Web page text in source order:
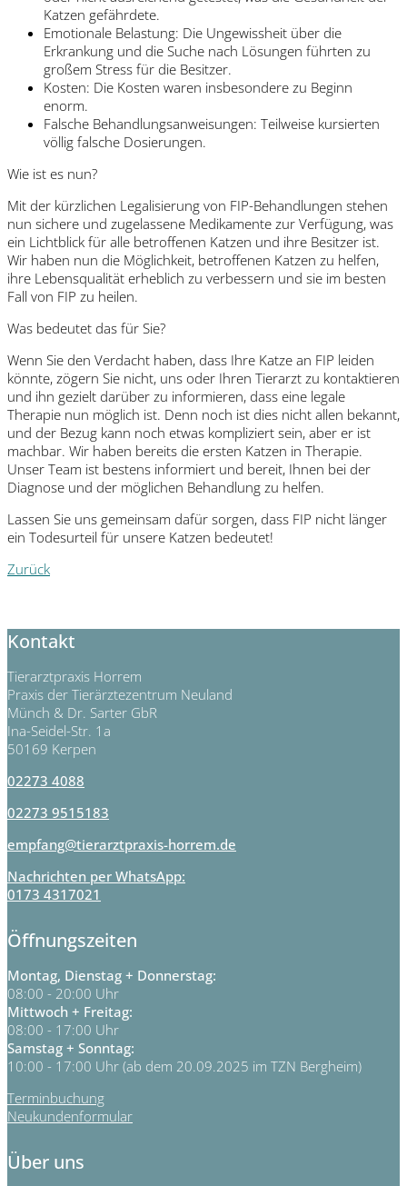
Katzen gefährdete.
Emotionale Belastung: Die Ungewissheit über die
Erkrankung und die Suche nach Lösungen führten zu
großem Stress für die Besitzer.
Kosten: Die Kosten waren insbesondere zu Beginn
enorm.
Falsche Behandlungsanweisungen: Teilweise kursierten
völlig falsche Dosierungen.
Wie ist es nun?
Mit der kürzlichen Legalisierung von FIP-Behandlungen stehen
nun sichere und zugelassene Medikamente zur Verfügung, was
ein Lichtblick für alle betroffenen Katzen und ihre Besitzer ist.
Wir haben nun die Möglichkeit, betroffenen Katzen zu helfen,
ihre Lebensqualität erheblich zu verbessern und sie im besten
Fall von FIP zu heilen.
Was bedeutet das für Sie?
Wenn Sie den Verdacht haben, dass Ihre Katze an FIP leiden
könnte, zögern Sie nicht, uns oder Ihren Tierarzt zu kontaktieren
und ihn gezielt darüber zu informieren, dass eine legale
Therapie nun möglich ist. Denn noch ist dies nicht allen bekannt,
und der Bezug kann noch etwas kompliziert sein, aber er ist
machbar. Wir haben bereits die ersten Katzen in Therapie.
Unser Team ist bestens informiert und bereit, Ihnen bei der
Diagnose und der möglichen Behandlung zu helfen.
Lassen Sie uns gemeinsam dafür sorgen, dass FIP nicht länger
ein Todesurteil für unsere Katzen bedeutet!
Zurück
Kontakt
Tierarztpraxis Horrem
Praxis der Tierärztezentrum Neuland
Münch & Dr. Sarter GbR
Ina-Seidel-Str. 1a
50169 Kerpen
02273 4088
02273 9515183
empfang@tierarztpraxis-horrem.de
Nachrichten per WhatsApp:
0173 4317021
Öffnungszeiten
Montag, Dienstag + Donnerstag:
08:00 - 20:00 Uhr
Mittwoch + Freitag:
08:00 - 17:00 Uhr
Samstag + Sonntag:
10:00 - 17:00 Uhr (ab dem 20.09.2025 im TZN Bergheim)
Terminbuchung
Neukundenformular
Über uns